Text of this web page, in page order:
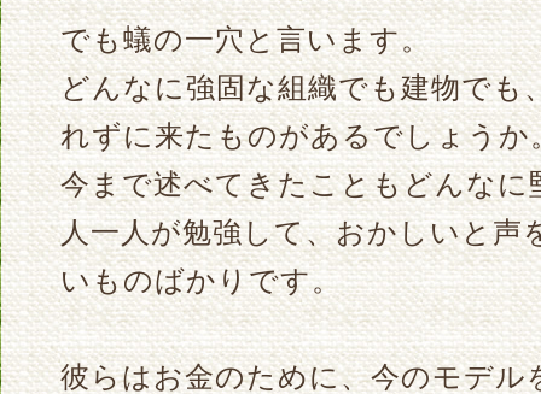
でも蟻の一穴と言います。
どんなに強固な組織でも建物でも
れずに来たものがあるでしょうか
今まで述べてきたこともどんなに
人一人が勉強して、おかしいと声
いものばかりです。
彼らはお金のために、今のモデル